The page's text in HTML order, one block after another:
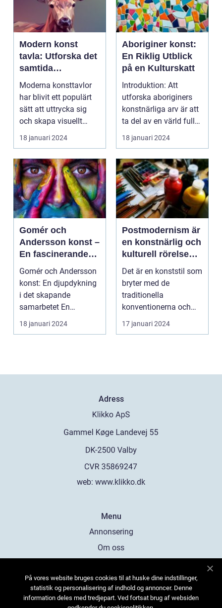
Modern konst
tavla: Utforska det
samtida
konstlandskapet
Moderna konsttavlor
har blivit ett populärt
sätt att uttrycka sig
och skapa visuellt
engagerande kon...
18 januari 2024
Aboriginer konst:
En Riklig Utblick
på en Kulturskatt
Introduktion: Att
utforska aboriginers
konstnärliga arv är att
ta del av en värld full
av rikedom oc...
18 januari 2024
Gomér och
Andersson konst –
En fascinerande
utforskning av det
kreativa
samarbetet
Gomér och Andersson
konst: En djupdykning
i det skapande
samarbetet En
övergripande, grundlig
över...
18 januari 2024
Postmodernism är
en konstnärlig och
kulturell rörelse
som började ta
form under 1960-
talet och fortsatte
att växa i
de kommande
årtiondena
Det är en konststil som
bryter med de
traditionella
konventionerna och
utmanar den
etablerade normen...
17 januari 2024
Adress
web: www.klikko.dk
Menu
Annonsering
Om oss
Kontakta oss
Sitemap
På vores website bruges cookies til at huske dine indstillinger,
statistik og personalisering af indhold og annoncer. Denne
information deles med tredjepart. Ved fortsat brug af websiden